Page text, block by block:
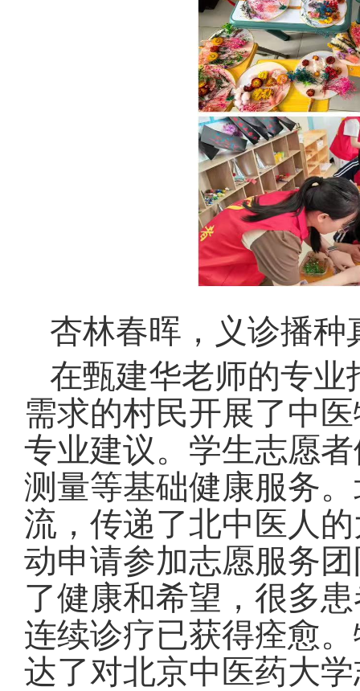
杏林春晖 ，义诊播种
在甄建华老师的专
需求的村民开展了中
专业建议。学生志愿
测量等基础健康服务
流，传递了北中医人
动申请参加志愿服务
了健康和希望，很多
连续诊疗已获得痊愈
达了对北京中医药大